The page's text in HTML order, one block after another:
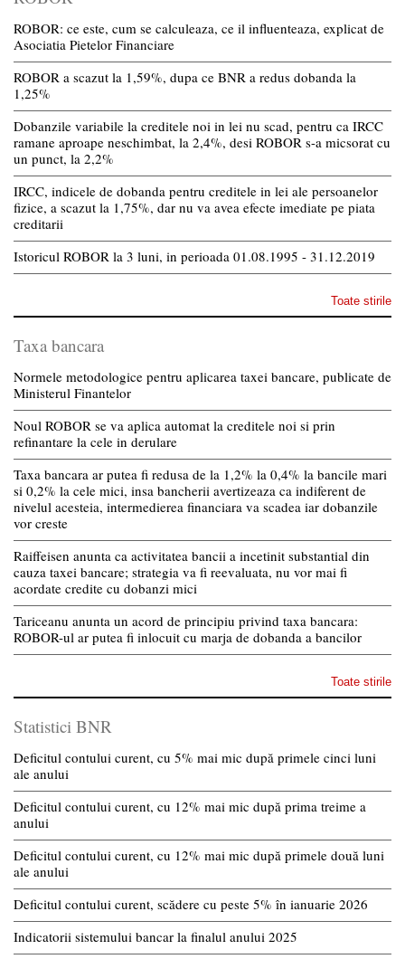
ROBOR: ce este, cum se calculeaza, ce il influenteaza, explicat de
Asociatia Pietelor Financiare
ROBOR a scazut la 1,59%, dupa ce BNR a redus dobanda la
1,25%
Dobanzile variabile la creditele noi in lei nu scad, pentru ca IRCC
ramane aproape neschimbat, la 2,4%, desi ROBOR s-a micsorat cu
un punct, la 2,2%
IRCC, indicele de dobanda pentru creditele in lei ale persoanelor
fizice, a scazut la 1,75%, dar nu va avea efecte imediate pe piata
creditarii
Istoricul ROBOR la 3 luni, in perioada 01.08.1995 - 31.12.2019
Toate stirile
Taxa bancara
Normele metodologice pentru aplicarea taxei bancare, publicate de
Ministerul Finantelor
Noul ROBOR se va aplica automat la creditele noi si prin
refinantare la cele in derulare
Taxa bancara ar putea fi redusa de la 1,2% la 0,4% la bancile mari
si 0,2% la cele mici, insa bancherii avertizeaza ca indiferent de
nivelul acesteia, intermedierea financiara va scadea iar dobanzile
vor creste
Raiffeisen anunta ca activitatea bancii a incetinit substantial din
cauza taxei bancare; strategia va fi reevaluata, nu vor mai fi
acordate credite cu dobanzi mici
Tariceanu anunta un acord de principiu privind taxa bancara:
ROBOR-ul ar putea fi inlocuit cu marja de dobanda a bancilor
Toate stirile
Statistici BNR
Deficitul contului curent, cu 5% mai mic după primele cinci luni
ale anului
Deficitul contului curent, cu 12% mai mic după prima treime a
anului
Deficitul contului curent, cu 12% mai mic după primele două luni
ale anului
Deficitul contului curent, scădere cu peste 5% în ianuarie 2026
Indicatorii sistemului bancar la finalul anului 2025